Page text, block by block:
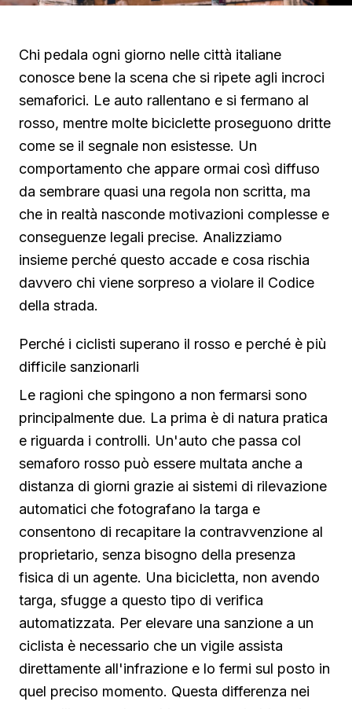
Chi pedala ogni giorno nelle città italiane
conosce bene la scena che si ripete agli incroci
semaforici. Le auto rallentano e si fermano al
rosso, mentre molte biciclette proseguono dritte
come se il segnale non esistesse. Un
comportamento che appare ormai così diffuso
da sembrare quasi una regola non scritta, ma
che in realtà nasconde motivazioni complesse e
conseguenze legali precise. Analizziamo
insieme perché questo accade e cosa rischia
davvero chi viene sorpreso a violare il Codice
della strada.
Perché i ciclisti superano il rosso e perché è più
difficile sanzionarli
Le ragioni che spingono a non fermarsi sono
principalmente due. La prima è di natura pratica
e riguarda i controlli. Un'auto che passa col
semaforo rosso può essere multata anche a
distanza di giorni grazie ai sistemi di rilevazione
automatici che fotografano la targa e
consentono di recapitare la contravvenzione al
proprietario, senza bisogno della presenza
fisica di un agente. Una bicicletta, non avendo
targa, sfugge a questo tipo di verifica
automatizzata. Per elevare una sanzione a un
ciclista è necessario che un vigile assista
direttamente all'infrazione e lo fermi sul posto in
quel preciso momento. Questa differenza nei